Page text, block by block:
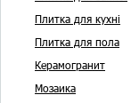
Плитка для кухні
Плитка для пола
Керамогранит
Мозаика